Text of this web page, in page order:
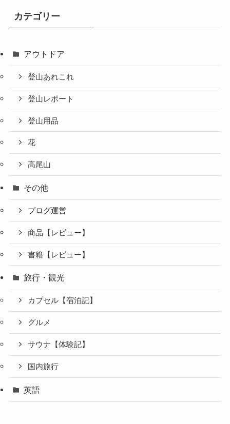
カテゴリー
アウトドア
登山あれこれ
登山レポート
登山用品
花
高尾山
その他
ブログ運営
商品【レビュー】
書籍【レビュー】
旅行・観光
カプセル【宿泊記】
グルメ
サウナ【体験記】
国内旅行
英語